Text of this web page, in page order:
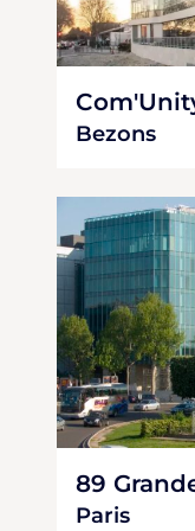
Bezons
89
Paris